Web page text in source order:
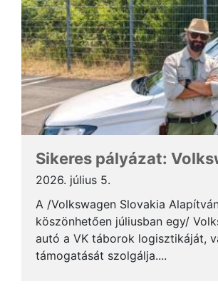
Sikeres pályázat:
2026. július 5.
A /Volkswagen Slovakia
köszönhetően júliusban egy/
autó a VK táborok logisztikáját,
támogatását szolgálja....